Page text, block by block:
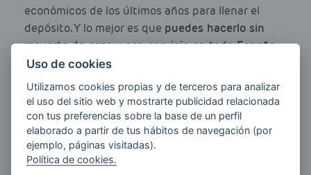
económicos de los últimos años para llenar el
depósito. Y lo mejor es que puedes hacerlo sin
moverte de casa y con servicio en toda España.
Además, se habla de una posible subida de
impuestos al diésel en los próximos meses, así que
adelantarse ahora podría evitarte pagar más
después.
Los precios están bajos, el servicio es rápido y
Uso de cookies
Utilizamos cookies propias y de terceros para analizar
el uso del sitio web y mostrarte publicidad relacionada
con tus preferencias sobre la base de un perfil
elaborado a partir de tus hábitos de navegación (por
ejemplo, páginas visitadas).
Política de cookies.